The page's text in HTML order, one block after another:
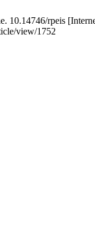
10.14746/rpeis
view/1752